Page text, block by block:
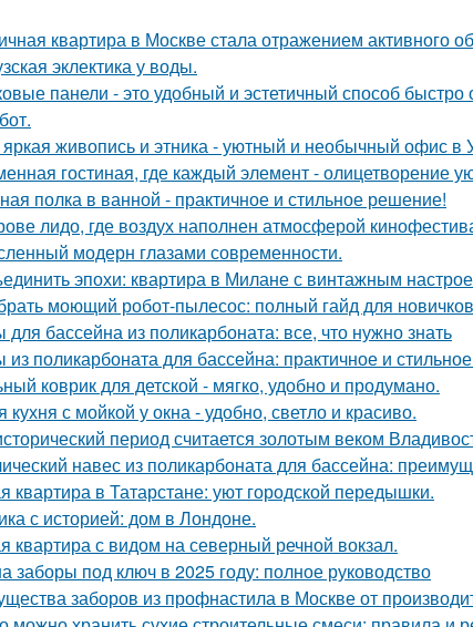
квартира в Москве стала отражением активного
эклектика у воды.
панели - это удобный и эстетичный способ
живопись и этника - уютный и необычный офис в
гостиная, где каждый элемент - олицетворение
полка в ванной - практичное и стильное решение!
лидо, где воздух наполнен атмосферой
модерн глазами современности.
эпохи: квартира в Милане с винтажным
моющий робот-пылесос: полный гайд для новичков
бассейна из поликарбоната: все, что нужно знать
из поликарбоната для бассейна: практичное и
коврик для детской - мягко, удобно и продумано.
кухня с мойкой у окна - удобно, светло и красиво.
период считается золотым веком
навес из поликарбоната для бассейна:
квартира в Татарстане: уют городской передышки.
с историей: дом в Лондоне.
квартира с видом на северный речной вокзал.
заборы под ключ в 2025 году: полное руководство
заборов из профнастила в Москве от